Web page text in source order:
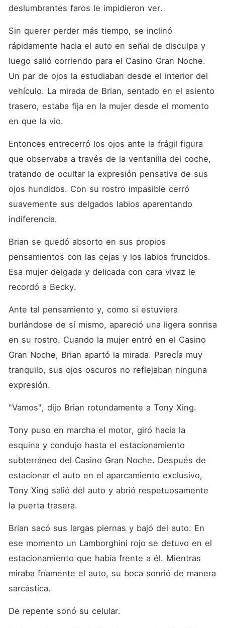
deslumbrantes faros le impidieron ver.
Sin querer perder más tiempo, se inclinó
rápidamente hacia el auto en señal de disculpa y
luego salió corriendo para el Casino Gran Noche.
Un par de ojos la estudiaban desde el interior del
vehículo. La mirada de Brian, sentado en el asiento
trasero, estaba fija en la mujer desde el momento
en que la vio.
Entonces entrecerró los ojos ante la frágil figura
que observaba a través de la ventanilla del coche,
tratando de ocultar la expresión pensativa de sus
ojos hundidos. Con su rostro impasible cerró
suavemente sus delgados labios aparentando
indiferencia.
Brian se quedó absorto en sus propios
pensamientos con las cejas y los labios fruncidos.
Esa mujer delgada y delicada con cara vivaz le
recordó a Becky.
Ante tal pensamiento y, como si estuviera
burlándose de sí mismo, apareció una ligera sonrisa
en su rostro. Cuando la mujer entró en el Casino
Gran Noche, Brian apartó la mirada. Parecía muy
tranquilo, sus ojos oscuros no reflejaban ninguna
expresión.
"Vamos", dijo Brian rotundamente a Tony Xing.
Tony puso en marcha el motor, giró hacia la
esquina y condujo hasta el estacionamiento
subterráneo del Casino Gran Noche. Después de
estacionar el auto en el aparcamiento exclusivo,
Tony Xing salió del auto y abrió respetuosamente
la puerta trasera.
Brian sacó sus largas piernas y bajó del auto. En
ese momento un Lamborghini rojo se detuvo en el
estacionamiento que había frente a él. Mientras
miraba fríamente el auto, su boca sonrió de manera
sarcástica.
De repente sonó su celular.